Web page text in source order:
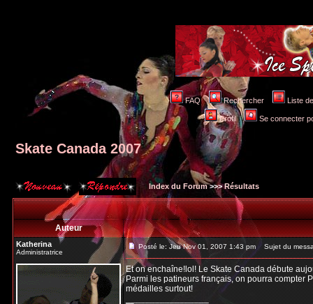
FAQ Rechercher Liste
Profil Se connecter
Skate Canada 2007
Index du Forum>>>Résultats
Auteur
Katherina
Administratrice
Posté le: Jeu Nov 01, 2007 1:43 pm Sujet du
Et on enchaîne!lol! Le Skate Canada débute
Parmi les patineurs français, on pourra compter
médailles surtout!
_________________